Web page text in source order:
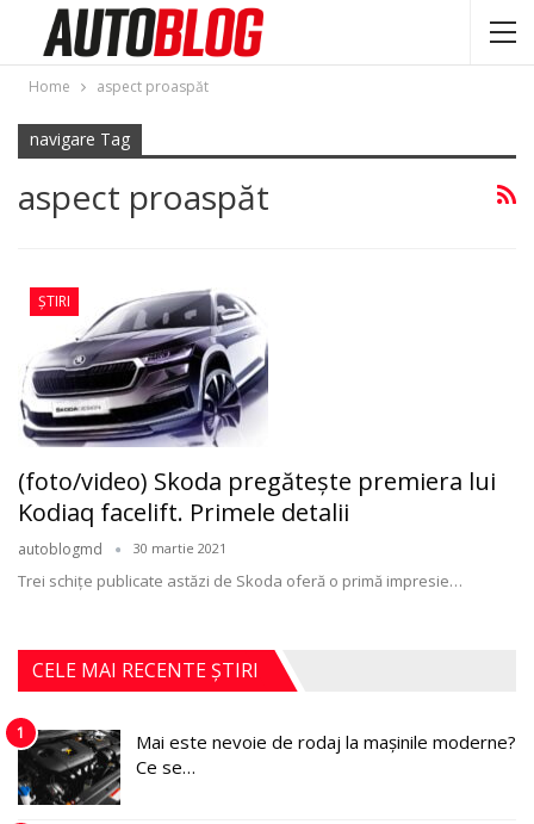
Home aspect proaspăt
navigare Tag
aspect proaspăt
ȘTIRI
(foto/video) Skoda pregăteşte premiera lui
Kodiaq facelift. Primele detalii
autoblogmd 30 martie 2021
Trei schițe publicate astăzi de Skoda oferă o primă impresie…
CELE MAI RECENTE ȘTIRI
1
Mai este nevoie de rodaj la mașinile moderne?
Ce se…